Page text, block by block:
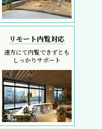
リモート内覧対応
遠方にて内覧できずとも
しっかりサポート